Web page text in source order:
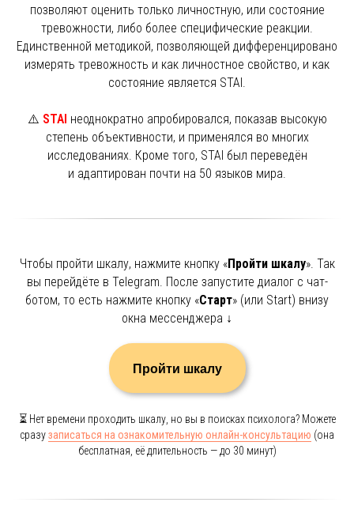
позволяют оценить только личностную, или состояние
тревожности, либо более специфические реакции.
Единственной методикой, позволяющей дифференцировано
измерять тревожность и как личностное свойство, и как
состояние является STAI.
⚠️ STAI неоднократно апробировался, показав высокую
степень объективности, и применялся во многих
исследованиях. Кроме того, STAI был переведён
и адаптирован почти на 50 языков мира.
Чтобы пройти шкалу, нажмите кнопку «Пройти шкалу». Так
вы перейдёте в Telegram. После запустите диалог с чат-
ботом, то есть нажмите кнопку «Старт» (или Start) внизу
окна мессенджера ↓
Пройти шкалу
⏳ Нет времени проходить шкалу, но вы в поисках психолога? Можете
сразузаписаться на ознакомительную онлайн-консультацию (она
бесплатная, её длительность — до 30 минут)